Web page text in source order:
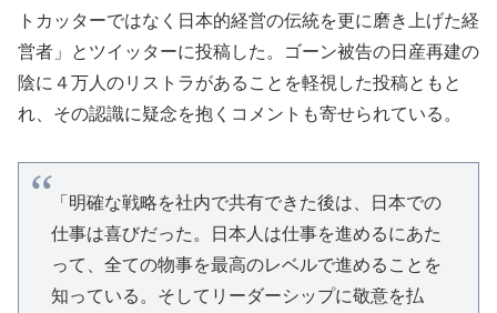
トカッターではなく日本的経営の伝統を更に磨き上げた経
営者」とツイッターに投稿した。ゴーン被告の日産再建の
陰に４万人のリストラがあることを軽視した投稿ともと
れ、その認識に疑念を抱くコメントも寄せられている。
「明確な戦略を社内で共有できた後は、日本での
仕事は喜びだった。日本人は仕事を進めるにあた
って、全ての物事を最高のレベルで進めることを
知っている。そしてリーダーシップに敬意を払